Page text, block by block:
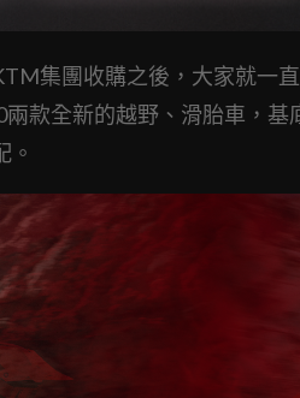
集團收購之後，大家就一
兩款全新的越野、滑胎車，
。